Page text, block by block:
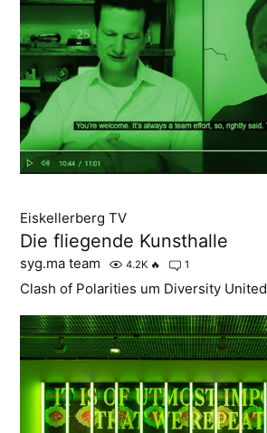
Eiskellerberg TV
Die fliegende Kunsthalle
syg.ma team 4.2K 🔥 1
Clash of Polarities um Diversity United